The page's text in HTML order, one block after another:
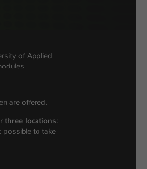
of Applied
are offered.
three locations:
possible to take